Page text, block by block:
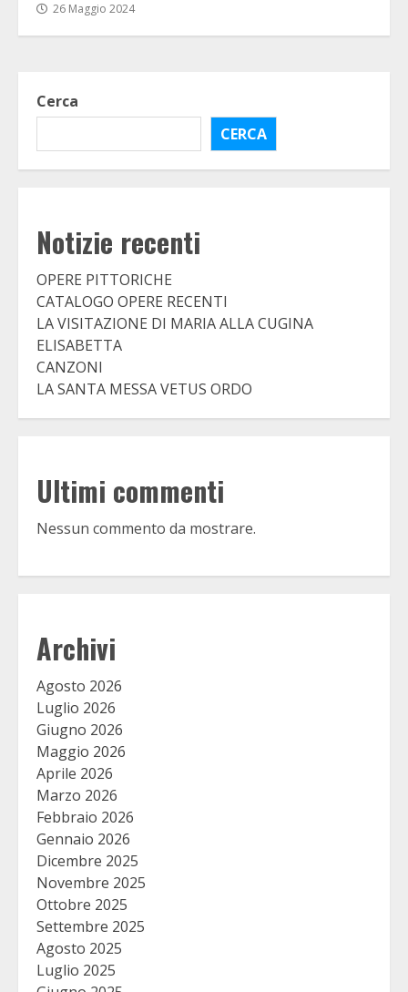
26 Maggio 2024
Cerca
CERCA
Notizie recenti
OPERE PITTORICHE
CATALOGO OPERE RECENTI
LA VISITAZIONE DI MARIA ALLA CUGINA
ELISABETTA
CANZONI
LA SANTA MESSA VETUS ORDO
Ultimi commenti
Nessun commento da mostrare.
Archivi
Agosto 2026
Luglio 2026
Giugno 2026
Maggio 2026
Aprile 2026
Marzo 2026
Febbraio 2026
Gennaio 2026
Dicembre 2025
Novembre 2025
Ottobre 2025
Settembre 2025
Agosto 2025
Luglio 2025